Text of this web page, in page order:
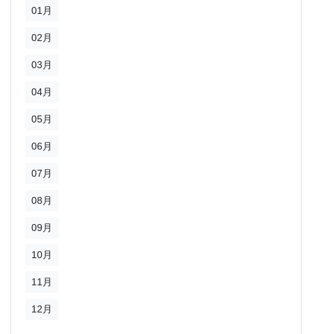
01月
02月
03月
04月
05月
06月
07月
08月
09月
10月
11月
12月